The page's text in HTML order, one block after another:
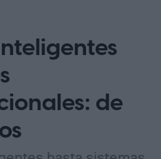
de crecimiento
de